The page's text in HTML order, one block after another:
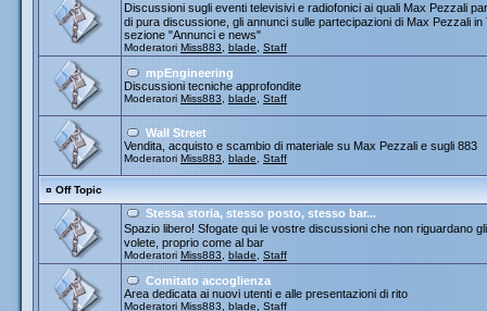
Discussioni sugli eventi televisivi e radiofonici ai quali Max Pezzali
di pura discussione, gli annunci sulle partecipazioni di Max Pezzali
sezione "Annunci e news"
Moderatori Miss883 blade Staff
mpEngineering
Discussioni tecniche approfondite
Moderatori Miss883 blade Staff
Wall Street
Vendita, acquisto e scambio di materiale su Max Pezzali e sugli 883
Moderatori Miss883 blade Staff
¤ Off Topic
Stessa storia, stesso posto, stesso bar...
Spazio libero! Sfogate qui le vostre discussioni che non riguardano
volete, proprio come al bar
Moderatori Miss883 blade Staff
Comitato accoglienza
Area dedicata ai nuovi utenti e alle presentazioni di rito
Moderatori Miss883 blade Staff